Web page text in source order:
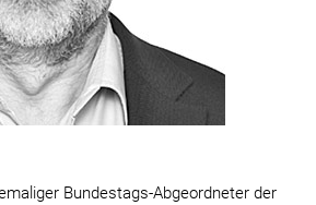
Bundestags-Abgeordneter der